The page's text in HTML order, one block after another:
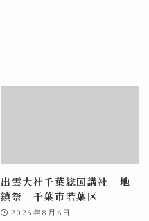
出雲大社千葉総国講社 地
鎮祭 千葉市若葉区
2026年8月6日